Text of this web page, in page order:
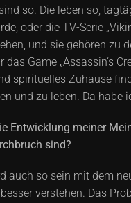
so. Die leben so,
oder die TV-Serie
und sie gehören zu
Game „Assassin‘s
spirituelles Zuhause
und zu leben. Da
Entwicklung meiner
sind?
auch so sein mit dem
verstehen. Das